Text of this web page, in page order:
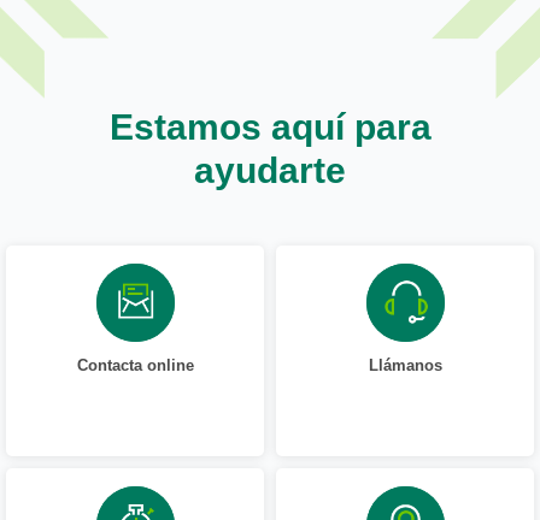
Estamos aquí para
ayudarte
Contacta online Llámanos